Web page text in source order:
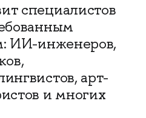
специалистов
ИИ-инженеров,
арт-
и многих